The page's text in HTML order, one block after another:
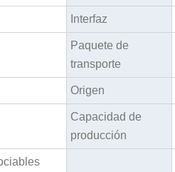
Interfaz
Paquete de
transporte
Origen
Capacidad de
producción